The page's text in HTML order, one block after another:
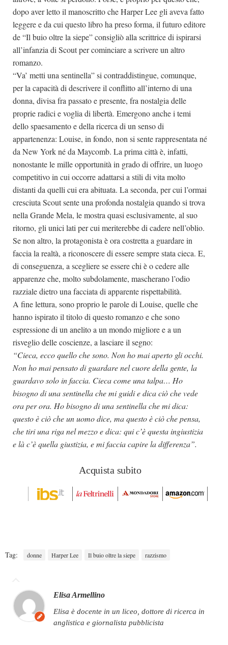
dopo aver letto il manoscritto che Harper Lee gli aveva fatto
leggere e da cui questo libro ha preso forma, il futuro editore
de “Il buio oltre la siepe” consigliò alla scrittrice di ispirarsi
all’infanzia di Scout per cominciare a scrivere un altro
romanzo.
“Va’ metti una sentinella” si contraddistingue, comunque,
per la capacità di descrivere il conflitto all’interno di una
donna, divisa fra passato e presente, fra nostalgia delle
proprie radici e voglia di libertà. Emergono anche i temi
dello spaesamento e della ricerca di un senso di
appartenenza: Louise, in fondo, non si sente rappresentata né
da New York né da Maycomb. La prima città è, infatti,
nonostante le mille opportunità in grado di offrire, un luogo
competitivo in cui occorre adattarsi a stili di vita molto
distanti da quelli cui era abituata. La seconda, per cui l’ormai
cresciuta Scout sente una profonda nostalgia quando si trova
nella Grande Mela, le mostra quasi esclusivamente, al suo
ritorno, gli unici lati per cui meriterebbe di cadere nell’oblio.
Se non altro, la protagonista è ora costretta a guardare in
faccia la realtà, a riconoscere di essere sempre stata cieca. E,
di conseguenza, a scegliere se essere chi è o cedere alle
apparenze che, molto subdolamente, mascherano l’odio
razziale dietro una facciata di apparente rispettabilità.
A fine lettura, sono proprio le parole di Louise, quelle che
hanno ispirato il titolo di questo romanzo e che sono
espressione di un anelito a un mondo migliore e a un
risveglio delle coscienze, a lasciare il segno:
“Cieca, ecco quello che sono. Non ho mai aperto gli occhi.
Non ho mai pensato di guardare nel cuore della gente, la
guardavo solo in faccia. Cieca come una talpa… Ho
bisogno di una sentinella che mi guidi e dica ciò che vede
ora per ora. Ho bisogno di una sentinella che mi dica:
questo è ciò che un uomo dice, ma questo è ciò che pensa,
che tiri una riga nel mezzo e dica: qui c’è questa ingiustizia
e là c’è quella giustizia, e mi faccia capire la differenza”.
Acquista subito
Tag: donne Harper Lee Il buio oltre la siepe razzismo
Elisa Armellino
elisa è docente in un liceo, dottore di ricerca in
anglistica e giornalista pubblicista